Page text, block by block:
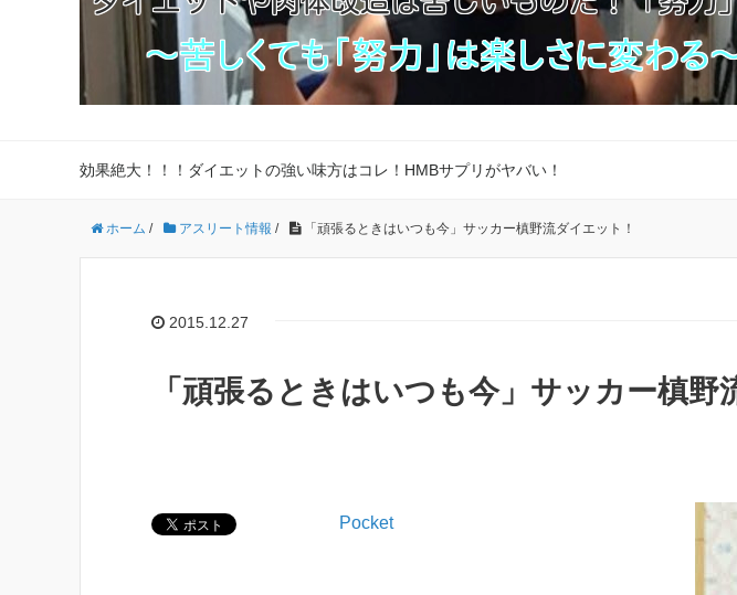
効果絶大！！！ダイエットの強い味方はコレ！HMBサプリがヤバい！
ホーム / アスリート情報 / 「頑張るときはいつも今」サッカー槙野流ダイエット！
2015.12.27
「頑張るときはいつも今」サッカー槙野
Pocket